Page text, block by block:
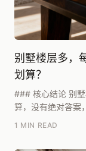
别墅楼层多，
划算？
### 核心结论 别
算，没有绝对答案
1 MIN READ